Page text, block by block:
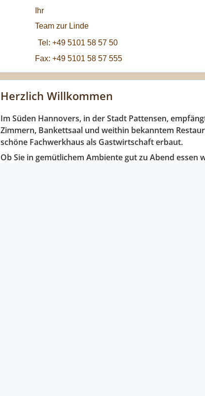
Ihr
Team zur Linde
Tel: +49 5101 58 57 50
Fax: +49 5101 58 57 555
Herzlich Willkommen
Im Süden Hannovers, in der Stadt Pattensen,
Zimmern, Bankettsaal und weithin bekanntem
schöne Fachwerkhaus als Gastwirtschaft erbaut.
Ob Sie in gemütlichem Ambiente gut zu Abend essen